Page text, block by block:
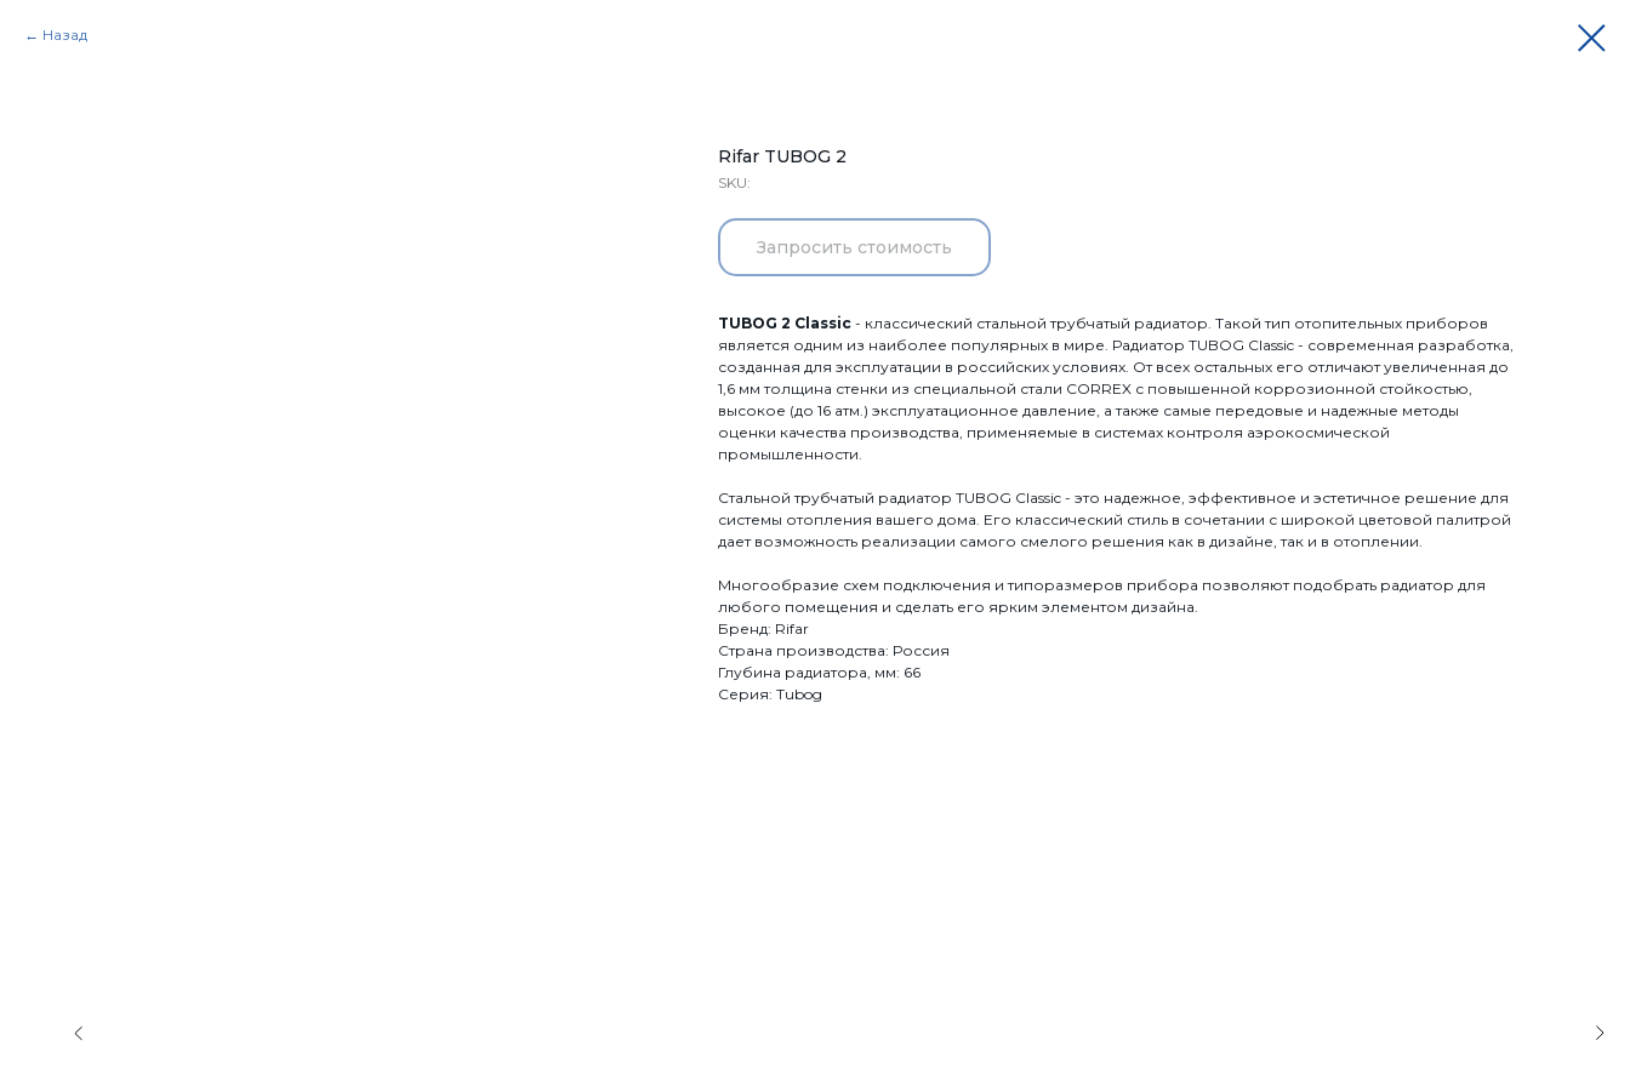
Назад
Rifar TUBOG 2
SKU:
Запросить стоимость
TUBOG 2 Classic - классический стальной трубчатый радиатор. Такой тип отопительных приборов
является одним из наиболее популярных в мире. Радиатор TUBOG Classic - современная разработка,
созданная для эксплуатации в российских условиях. От всех остальных его отличают увеличенная до
1,6 мм толщина стенки из специальной стали CORREX с повышенной коррозионной стойкостью,
высокое (до 16 атм.) эксплуатационное давление, а также самые передовые и надежные методы
оценки качества производства, применяемые в системах контроля аэрокосмической
промышленности.
Стальной трубчатый радиатор TUBOG Classic - это надежное, эффективное и эстетичное решение для
системы отопления вашего дома. Его классический стиль в сочетании с широкой цветовой палитрой
дает возможность реализации самого смелого решения как в дизайне, так и в отоплении.
Многообразие схем подключения и типоразмеров прибора позволяют подобрать радиатор для
любого помещения и сделать его ярким элементом дизайна.
Бренд: Rifar
Страна производства: Россия
Глубина радиатора, мм: 66
Серия: Tubog